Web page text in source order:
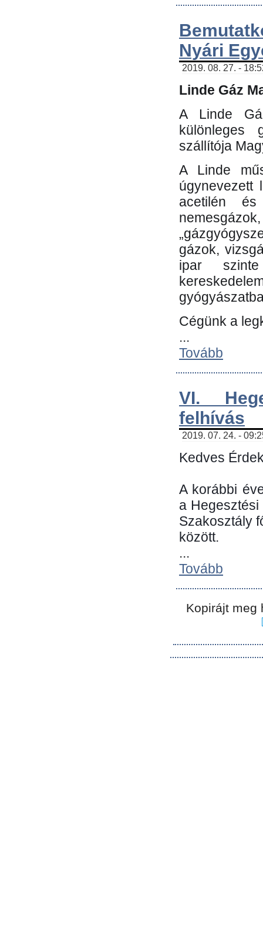
Nyári
2019. 08. 27. -
Linde Gáz
A Linde
különleges
szállítója
A Linde
úgynevezett
acetilén és
gázok,
ipar
Cégünk a
...
Tovább
VI.
felhívás
2019. 07. 24. -
Kedves
A korábbi
a
Szakosztály
között.
...
Tovább
Kopirájt meg